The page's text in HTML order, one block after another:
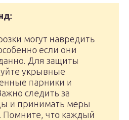
могут навредить
если они
Для защиты
укрывные
парники и
следить за
и принимать меры
Помните, что каждый